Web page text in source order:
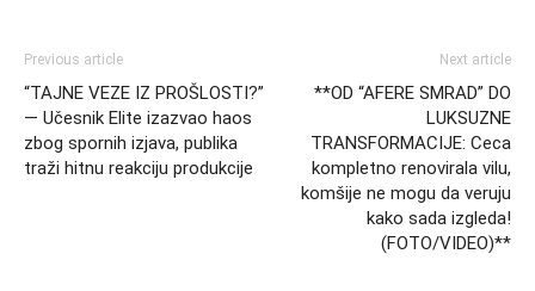
Previous article
“TAJNE VEZE IZ PROŠLOSTI?”
— Učesnik Elite izazvao haos
zbog spornih izjava, publika
traži hitnu reakciju produkcije
Next article
**OD “AFERE SMRAD” DO
LUKSUZNE
TRANSFORMACIJE: Ceca
kompletno renovirala vilu,
komšije ne mogu da veruju
kako sada izgleda!
(FOTO/VIDEO)**